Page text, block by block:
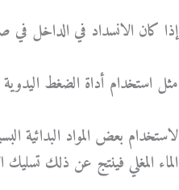
إذا كان الانسداد في الداخل
مثل استخدام أداة الضغط
لاستخدام بعض المواد البدائية
الماء المغلي فينتج عن ذلك تسليك